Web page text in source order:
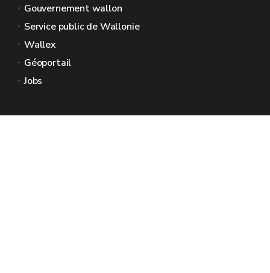
Gouvernement wallon
Service public de Wallonie
Wallex
Géoportail
Jobs